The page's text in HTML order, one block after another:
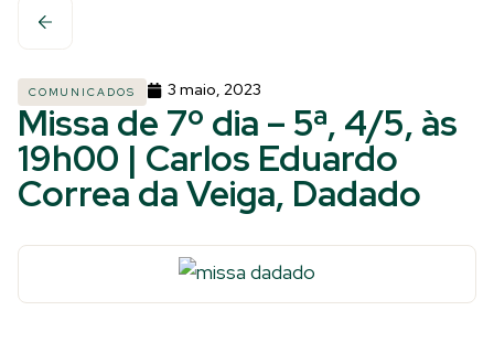
COMUNICADOS 3 maio, 2023
Missa de 7º dia – 5ª, 4/5, às
19h00 | Carlos Eduardo
Correa da Veiga, Dadado